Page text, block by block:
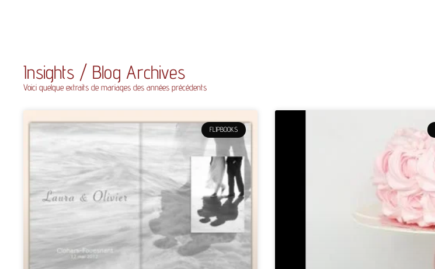
Insights / Blog Archives
Voici quelque extraits de mariages des années précédents
FLIPBOOKS